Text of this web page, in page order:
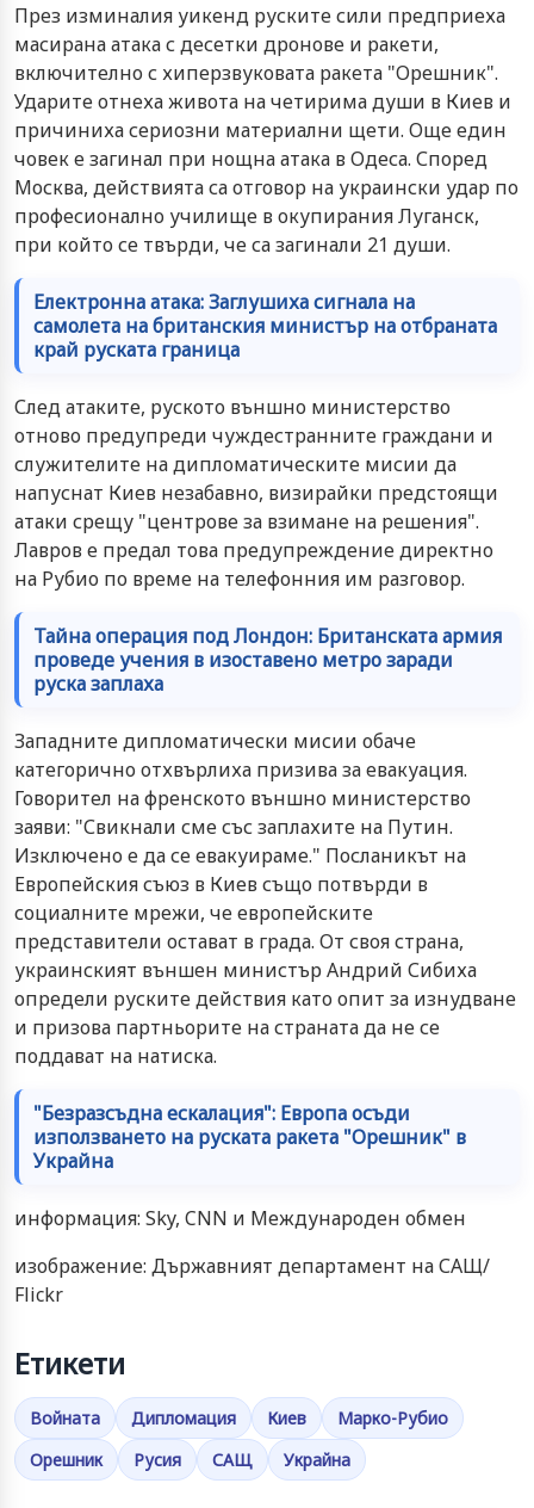
През изминалия уикенд руските сили предприеха
масирана атака с десетки дронове и ракети,
включително с хиперзвуковата ракета "Орешник".
Ударите отнеха живота на четирима души в Киев и
причиниха сериозни материални щети. Още един
човек е загинал при нощна атака в Одеса. Според
Москва, действията са отговор на украински удар по
професионално училище в окупирания Луганск,
при който се твърди, че са загинали 21 души.
Електронна атака: Заглушиха сигнала на
самолета на британския министър на отбраната
край руската граница
След атаките, руското външно министерство
отново предупреди чуждестранните граждани и
служителите на дипломатическите мисии да
напуснат Киев незабавно, визирайки предстоящи
атаки срещу "центрове за взимане на решения".
Лавров е предал това предупреждение директно
на Рубио по време на телефонния им разговор.
Тайна операция под Лондон: Британската армия
проведе учения в изоставено метро заради
руска заплаха
Западните дипломатически мисии обаче
категорично отхвърлиха призива за евакуация.
Говорител на френското външно министерство
заяви: "Свикнали сме със заплахите на Путин.
Изключено е да се евакуираме." Посланикът на
Европейския съюз в Киев също потвърди в
социалните мрежи, че европейските
представители остават в града. От своя страна,
украинският външен министър Андрий Сибиха
определи руските действия като опит за изнудване
и призова партньорите на страната да не се
поддават на натиска.
"Безразсъдна ескалация": Европа осъди
използването на руската ракета "Орешник" в
Украйна
информация: Sky, CNN и Международен обмен
изображение: Държавният департамент на САЩ/
Flickr
Етикети
Войната Дипломация Киев
Марко-Рубио
Орешник
Русия САЩ Украйна